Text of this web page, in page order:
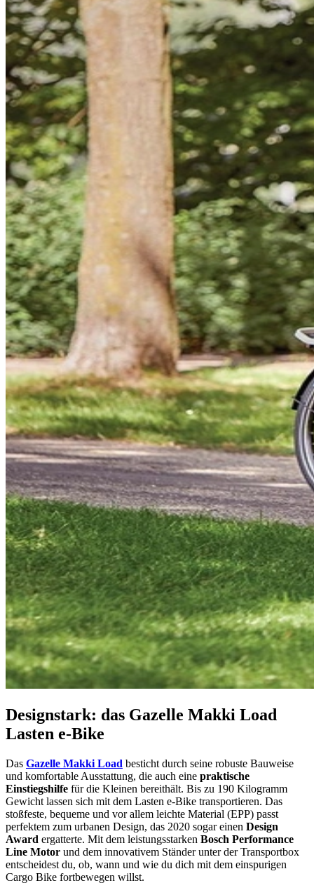
Designstark: das Gazelle Makki Load
Lasten e-Bike
Das Gazelle Makki Load besticht durch seine robuste Bauweise
und komfortable Ausstattung, die auch eine praktische
Einstiegshilfe für die Kleinen bereithält. Bis zu 190 Kilogramm
Gewicht lassen sich mit dem Lasten e-Bike transportieren. Das
stoßfeste, bequeme und vor allem leichte Material (EPP) passt
perfektem zum urbanen Design, das 2020 sogar einen Design
Award ergatterte. Mit dem leistungsstarken Bosch Performance
Line Motor und dem innovativem Ständer unter der Transportbox
entscheidest du, ob, wann und wie du dich mit dem einspurigen
Cargo Bike fortbewegen willst.